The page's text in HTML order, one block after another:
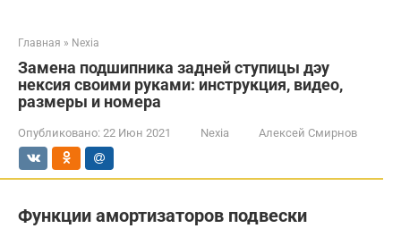
Главная » Nexia
Замена подшипника задней ступицы дэу
нексия своими руками: инструкция, видео,
размеры и номера
Опубликовано: 22 Июн 2021 Nexia Алексей Смирнов
Функции амортизаторов подвески